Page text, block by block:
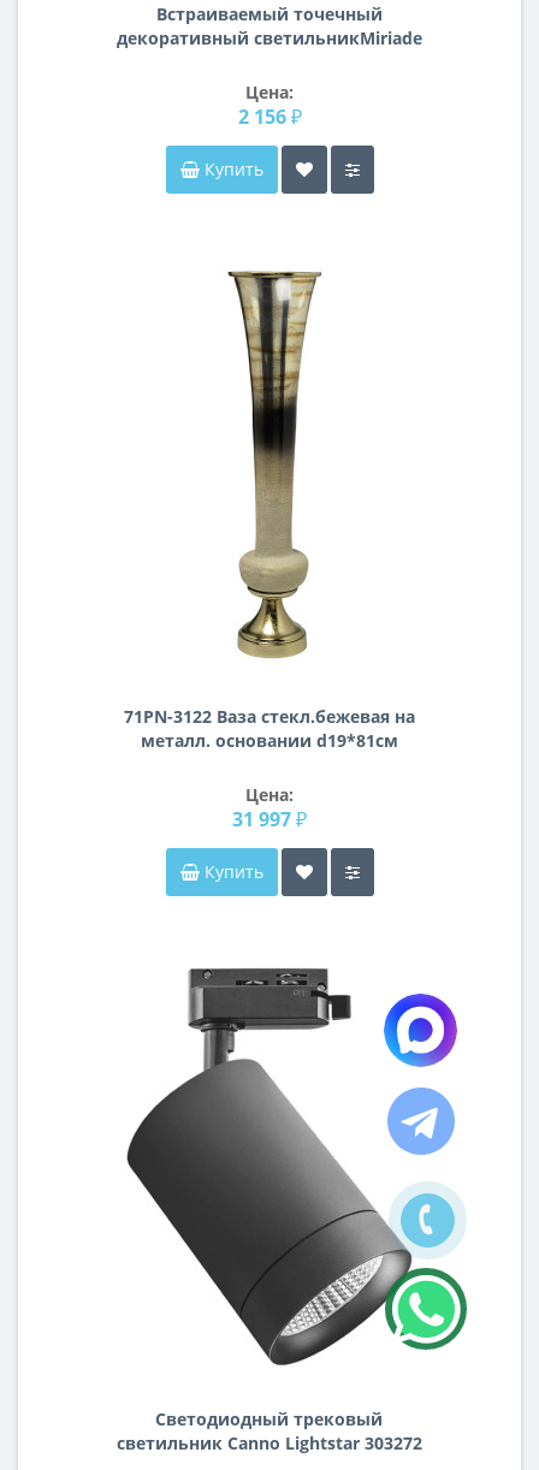
Встраиваемый точечный
декоративный светильникMiriade
Цена:
2 156 ₽
Купить
71PN-3122 Ваза стекл.бежевая на
металл. основании d19*81см
Цена:
31 997 ₽
Купить
Светодиодный трековый
светильник Canno Lightstar 303272